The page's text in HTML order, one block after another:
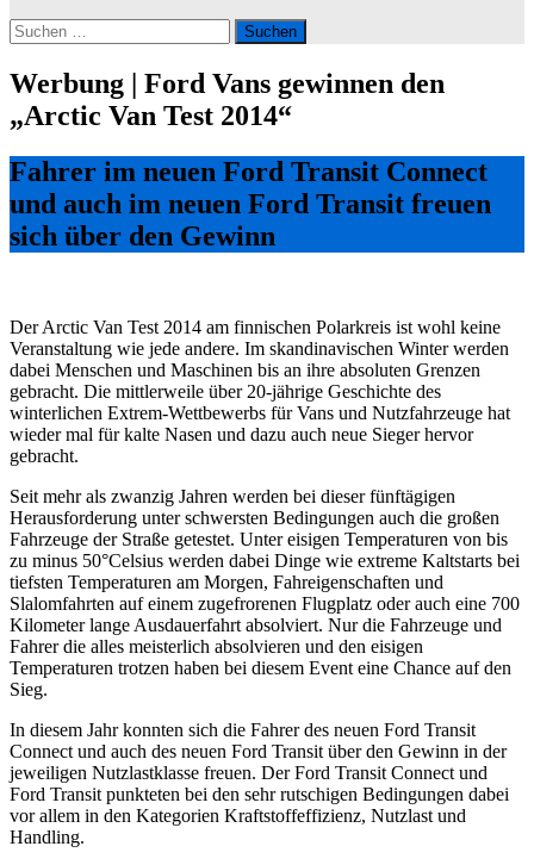
Suchen
nach:
Werbung | Ford Vans gewinnen den
„Arctic Van Test 2014“
Fahrer im neuen Ford Transit Connect
und auch im neuen Ford Transit freuen
sich über den Gewinn
Der Arctic Van Test 2014 am finnischen Polarkreis ist wohl keine
Veranstaltung wie jede andere. Im skandinavischen Winter werden
dabei Menschen und Maschinen bis an ihre absoluten Grenzen
gebracht. Die mittlerweile über 20-jährige Geschichte des
winterlichen Extrem-Wettbewerbs für Vans und Nutzfahrzeuge hat
wieder mal für kalte Nasen und dazu auch neue Sieger hervor
gebracht.
Seit mehr als zwanzig Jahren werden bei dieser fünftägigen
Herausforderung unter schwersten Bedingungen auch die großen
Fahrzeuge der Straße getestet. Unter eisigen Temperaturen von bis
zu minus 50°Celsius werden dabei Dinge wie extreme Kaltstarts bei
tiefsten Temperaturen am Morgen, Fahreigenschaften und
Slalomfahrten auf einem zugefrorenen Flugplatz oder auch eine 700
Kilometer lange Ausdauerfahrt absolviert. Nur die Fahrzeuge und
Fahrer die alles meisterlich absolvieren und den eisigen
Temperaturen trotzen haben bei diesem Event eine Chance auf den
Sieg.
In diesem Jahr konnten sich die Fahrer des neuen Ford Transit
Connect und auch des neuen Ford Transit über den Gewinn in der
jeweiligen Nutzlastklasse freuen. Der Ford Transit Connect und
Ford Transit punkteten bei den sehr rutschigen Bedingungen dabei
vor allem in den Kategorien Kraftstoffeffizienz, Nutzlast und
Handling.